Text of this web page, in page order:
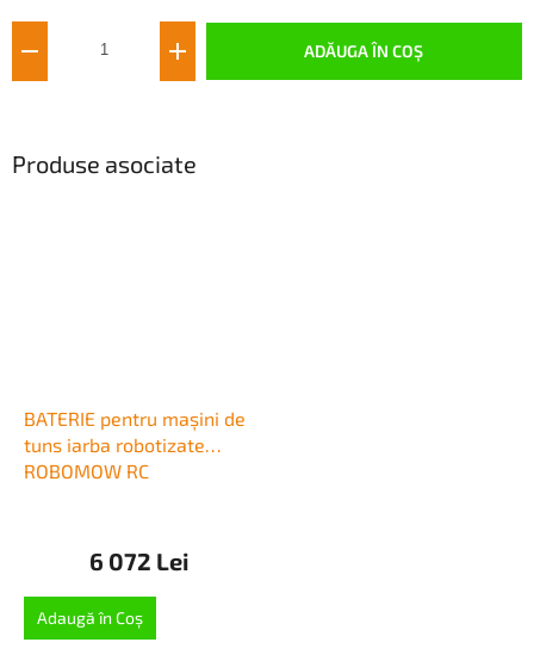
ADĂUGA ÎN COŞ
Produse asociate
BATERIE pentru mașini de
tuns iarba robotizate
ROBOMOW RC
6 072 Lei
Adaugă în Coş